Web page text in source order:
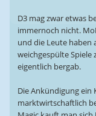
D3 mag zwar etwas
immernoch nicht.
und die Leute haben
weichgespülte Spiele
eigentlich bergab.
Die Ankündigung ein
marktwirtschaftlich